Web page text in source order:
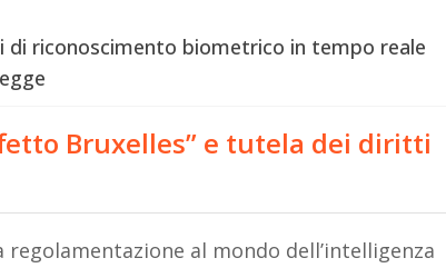
di riconoscimento biometrico in tempo reale
Bruxelles” e tutela dei diritti
al mondo dell’intelligenza